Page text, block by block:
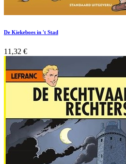
De Kiekeboes in 't Stad
11,32 €